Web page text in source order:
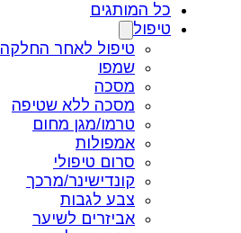
כל המותגים
טיפול
טיפול לאחר החלקה
שמפו
מסכה
מסכה ללא שטיפה
טרמו/מגן מחום
אמפולות
סרום טיפולי
קונדישינר/מרכך
צבע לגבות
אביזרים לשיער